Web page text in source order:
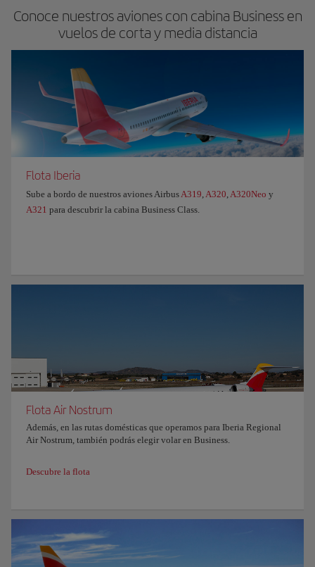
Conoce nuestros aviones con cabina Business en
vuelos de corta y media distancia
Flota Iberia
Sube a bordo de nuestros aviones Airbus A319 A320 A320Neo y
A321 para descubrir la cabina Business Class.
Flota Air Nostrum
Además, en las rutas domésticas que operamos para Iberia Regional
Air Nostrum, también podrás elegir volar en Business.
Descubre la flota